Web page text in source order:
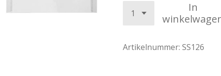
In
Artikelnummer: SS126